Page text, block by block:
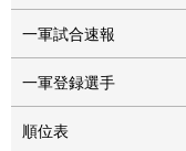
一軍試合速報
一軍登録選手
順位表